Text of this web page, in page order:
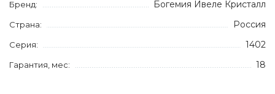
Бренд: Богемия Ивеле Кристалл
Страна: Россия
Серия: 1402
Гарантия, мес: 18